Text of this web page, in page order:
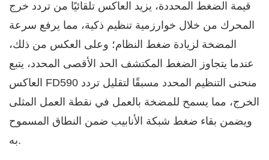
قيمة الضغط المحددة، يزيد العاكس تلقائيًا من تردد خرج
المحرك من خلال خوارزمية تنظيم ذكية، مما يرفع سرعة
المضخة لزيادة ضغط النظام؛ وعلى العكس من ذلك،
عندما يتجاوز الضغط المكتشف الحد الأقصى المحدد، يتبع
العاكس FD590 منحنى التنظيم المحدد مسبقًا لتقليل تردد
الخرج، مما يسمح للمضخة بالعمل في نقطة العمل المثلى
ويضمن بقاء ضغط شبكة الأنابيب ضمن النطاق المسموح
به.